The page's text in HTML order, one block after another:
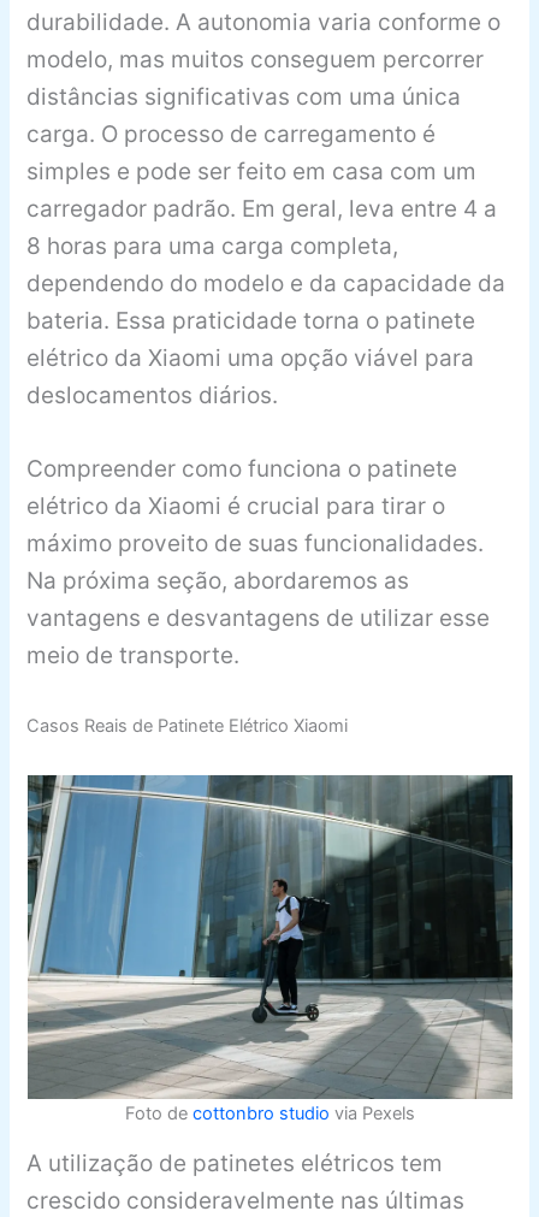
durabilidade. A autonomia varia conforme o
modelo, mas muitos conseguem percorrer
distâncias significativas com uma única
carga. O processo de carregamento é
simples e pode ser feito em casa com um
carregador padrão. Em geral, leva entre 4 a
8 horas para uma carga completa,
dependendo do modelo e da capacidade da
bateria. Essa praticidade torna o patinete
elétrico da Xiaomi uma opção viável para
deslocamentos diários.
Compreender como funciona o patinete
elétrico da Xiaomi é crucial para tirar o
máximo proveito de suas funcionalidades.
Na próxima seção, abordaremos as
vantagens e desvantagens de utilizar esse
meio de transporte.
Casos Reais de Patinete Elétrico Xiaomi
Foto de cottonbro studio via Pexels
A utilização de patinetes elétricos tem
crescido consideravelmente nas últimas